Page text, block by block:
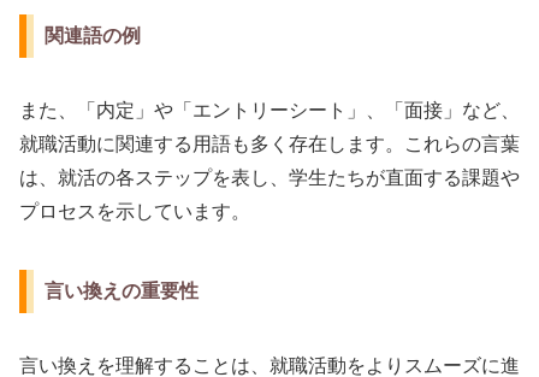
関連語の例
また、「内定」や「エントリーシート」、「面接」など、
就職活動に関連する用語も多く存在します。これらの言葉
は、就活の各ステップを表し、学生たちが直面する課題や
プロセスを示しています。
言い換えの重要性
言い換えを理解することは、就職活動をよりスムーズに進